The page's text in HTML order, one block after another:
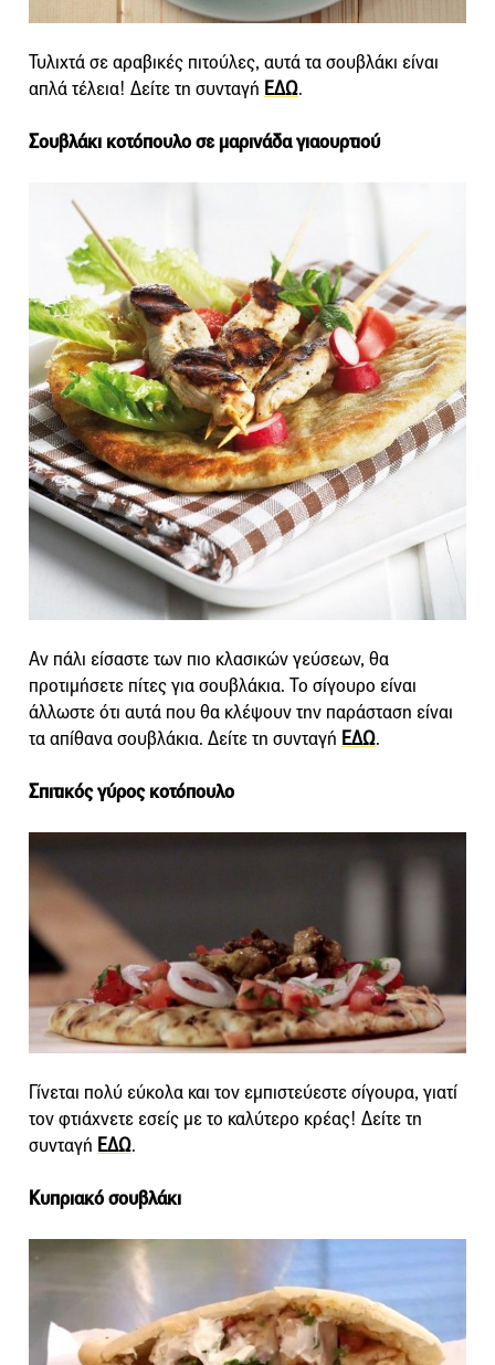
Τυλιχτά σε αραβικές πιτούλες, αυτά τα σουβλάκι είναι
απλά τέλεια! Δείτε τη συνταγή ΕΔΩ.
Σουβλάκι κοτόπουλο σε μαρινάδα γιαουρτιού
Αν πάλι είσαστε των πιο κλασικών γεύσεων, θα
προτιμήσετε πίτες για σουβλάκια. Το σίγουρο είναι
άλλωστε ότι αυτά που θα κλέψουν την παράσταση είναι
τα απίθανα σουβλάκια. Δείτε τη συνταγή ΕΔΩ.
Σπιτικός γύρος κοτόπουλο
Γίνεται πολύ εύκολα και τον εμπιστεύεστε σίγουρα, γιατί
τον φτιάχνετε εσείς με το καλύτερο κρέας! Δείτε τη
συνταγή ΕΔΩ.
Κυπριακό σουβλάκι